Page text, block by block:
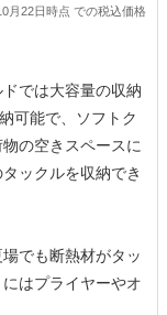
月22日時点 での税込価格
では大容量の収納
可能で、ソフトク
の空きスペースに
ックルを収納でき
でも断熱材がタッ
はプライヤーやオ